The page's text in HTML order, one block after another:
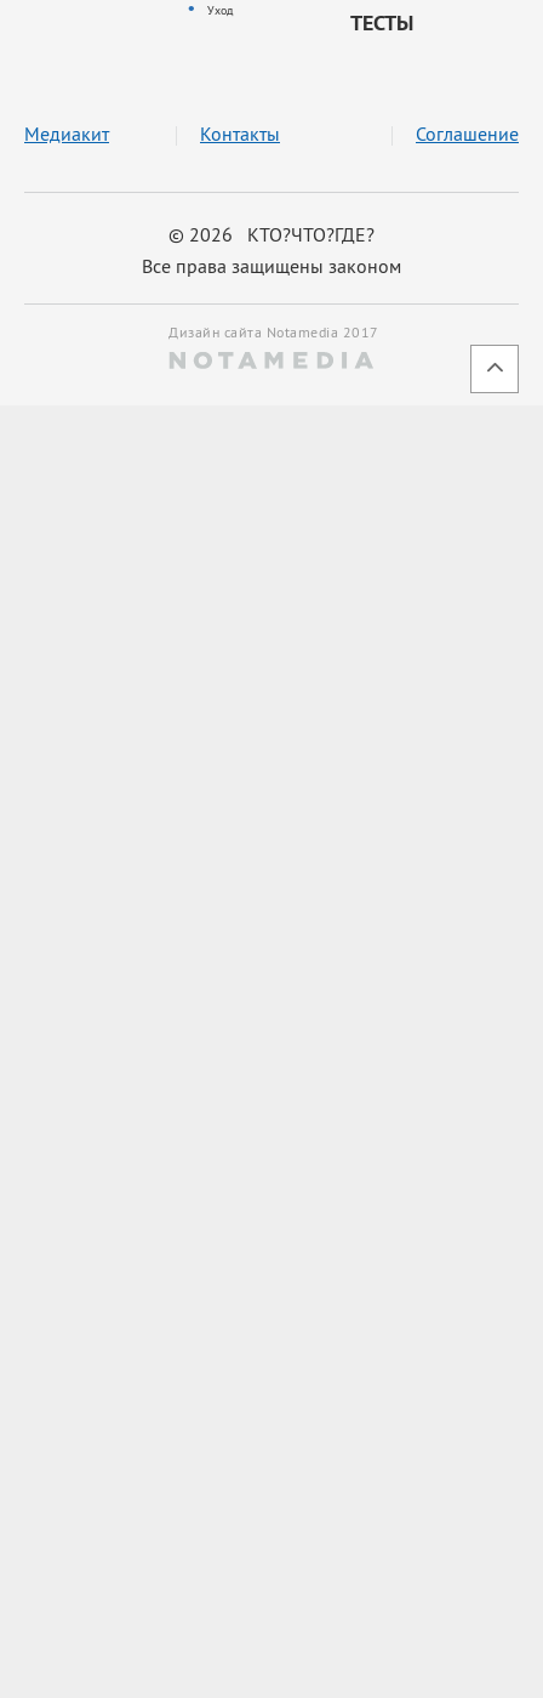
Уход
ТЕСТЫ
© 2026 КТО?ЧТО?ГДЕ?
Все права защищены законом
Медиакит Контакты Соглашение
Дизайн сайта Notamedia 2017